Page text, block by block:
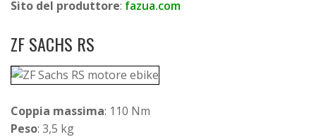
Sito del produttore: fazua.com
ZF SACHS RS
Coppia massima: 110 Nm
Peso: 3,5 kg